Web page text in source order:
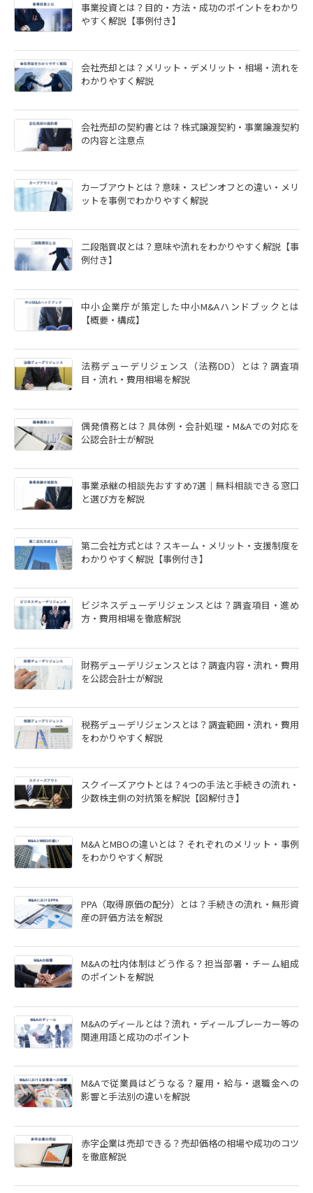
事業投資とは？目的・方法・成功のポイントをわかり
やすく解説【事例付き】
会社売却とは？メリット・デメリット・相場・流れを
わかりやすく解説
会社売却の契約書とは？株式譲渡契約・事業譲渡契約
の内容と注意点
カーブアウトとは？意味・スピンオフとの違い・メリ
ットを事例でわかりやすく解説
二段階買収とは？意味や流れをわかりやすく解説【事
例付き】
中小企業庁が策定した中小M&Aハンドブックとは
【概要・構成】
法務デューデリジェンス（法務DD）とは？調査項
目・流れ・費用相場を解説
偶発債務とは？具体例・会計処理・M&Aでの対応を
公認会計士が解説
事業承継の相談先おすすめ7選｜無料相談できる窓口
と選び方を解説
第二会社方式とは？スキーム・メリット・支援制度を
わかりやすく解説【事例付き】
ビジネスデューデリジェンスとは？調査項目・進め
方・費用相場を徹底解説
財務デューデリジェンスとは？調査内容・流れ・費用
を公認会計士が解説
税務デューデリジェンスとは？調査範囲・流れ・費用
をわかりやすく解説
スクイーズアウトとは？4つの手法と手続きの流れ・
少数株主側の対抗策を解説【図解付き】
M&AとMBOの違いとは？それぞれのメリット・事例
をわかりやすく解説
PPA（取得原価の配分）とは？手続きの流れ・無形資
産の評価方法を解説
M&Aの社内体制はどう作る？担当部署・チーム組成
のポイントを解説
M&Aのディールとは？流れ・ディールブレーカー等の
関連用語と成功のポイント
M&Aで従業員はどうなる？雇用・給与・退職金への
影響と手法別の違いを解説
赤字企業は売却できる？売却価格の相場や成功のコツ
を徹底解説